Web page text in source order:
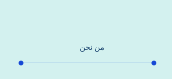
من نحن